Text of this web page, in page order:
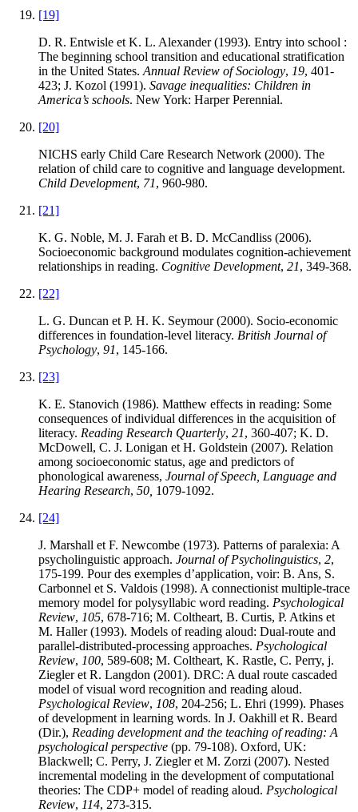
[19]
D. R. Entwisle et K. L. Alexander (1993). Entry into school :
The beginning school transition and educational stratification
in the United States. Annual Review of Sociology, 19, 401-
423; J. Kozol (1991). Savage inequalities: Children in
America’s schools. New York: Harper Perennial.
[20]
NICHS early Child Care Research Network (2000). The
relation of child care to cognitive and language development.
Child Development, 71, 960-980.
[21]
K. G. Noble, M. J. Farah et B. D. McCandliss (2006).
Socioeconomic background modulates cognition-achievement
relationships in reading. Cognitive Development, 21, 349-368.
[22]
L. G. Duncan et P. H. K. Seymour (2000). Socio-economic
differences in foundation-level literacy. British Journal of
Psychology, 91, 145-166.
[23]
K. E. Stanovich (1986). Matthew effects in reading: Some
consequences of individual differences in the acquisition of
literacy. Reading Research Quarterly, 21, 360-407; K. D.
McDowell, C. J. Lonigan et H. Goldstein (2007). Relation
among socioeconomic status, age and predictors of
phonological awareness, Journal of Speech, Language and
Hearing Research, 50, 1079-1092.
[24]
J. Marshall et F. Newcombe (1973). Patterns of paralexia: A
psycholinguistic approach. Journal of Psycholinguistics, 2,
175-199. Pour des exemples d’application, voir: B. Ans, S.
Carbonnel et S. Valdois (1998). A connectionist multiple-trace
memory model for polysyllabic word reading. Psychological
Review, 105, 678-716; M. Coltheart, B. Curtis, P. Atkins et
M. Haller (1993). Models of reading aloud: Dual-route and
parallel-distributed-processing approaches. Psychological
Review, 100, 589-608; M. Coltheart, K. Rastle, C. Perry, j.
Ziegler et R. Langdon (2001). DRC: A dual route cascaded
model of visual word recognition and reading aloud.
Psychological Review, 108, 204-256; L. Ehri (1999). Phases
of development in learning words. In J. Oakhill et R. Beard
(Dir.), Reading development and the teaching of reading: A
psychological perspective (pp. 79-108). Oxford, UK:
Blackwell; C. Perry, J. Ziegler et M. Zorzi (2007). Nested
incremental modeling in the development of computational
theories: The CDP+ model of reading aloud. Psychological
Review, 114, 273-315.